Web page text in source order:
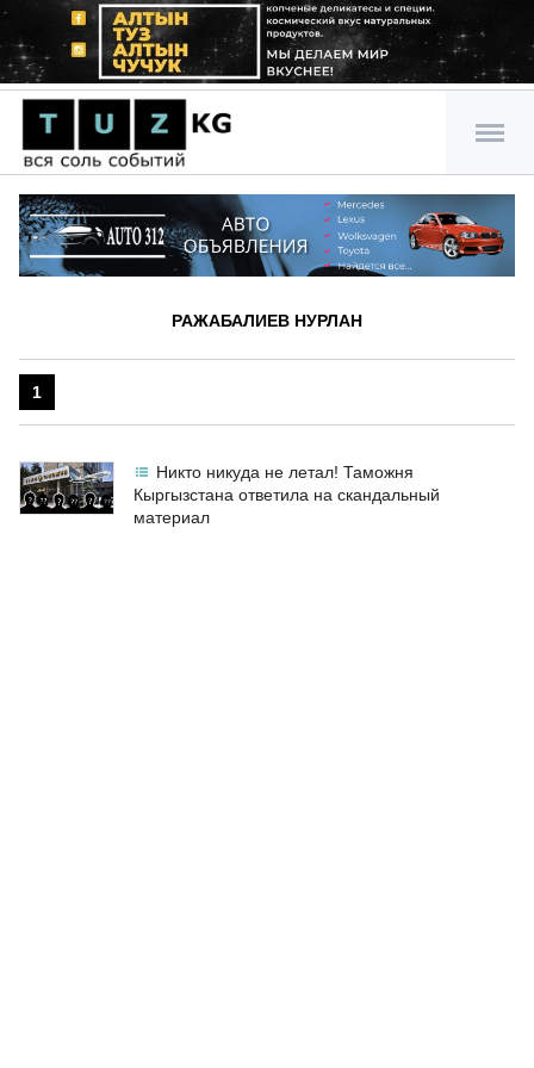
РАЖАБАЛИЕВ НУРЛАН
1
Никто никуда не летал! Таможня
Кыргызстана ответила на скандальный
материал